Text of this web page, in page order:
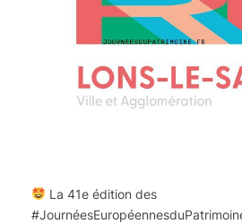
La 41e édition des